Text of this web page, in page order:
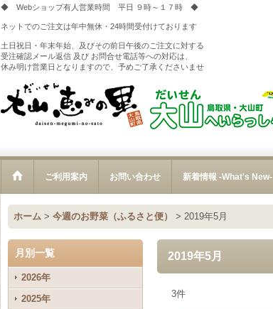
◆ Webショップ有人営業時間 平日 ９時～１７時 ◆
ネットでのご注文は年中無休・24時間受付けております
土日祝日・年末年始、及びその前日午後のご注文に対する
受注確認メール返信 及び お問合せ電話等への対応は、
休み明け営業日となりますので、予めご了承くださいませ
ご利用案内 お問い合わせ 新着情報 -What's New-
ホーム > 今週のお野菜（ふるさと便） > 2019年5月
月別一覧
2026年
2025年
2019年5月
3件